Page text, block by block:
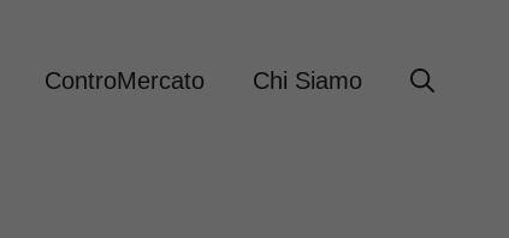
ControMercato Chi Siamo